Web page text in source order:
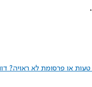
או פרסומת לא ראויה?